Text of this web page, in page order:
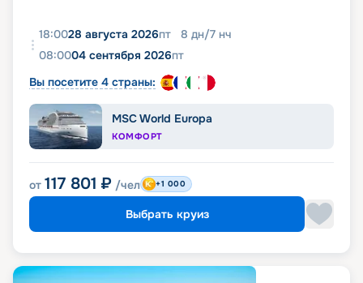
18:0028 августа 2026пт 8 дн/7 нч
08:0004 сентября 2026пт
Вы посетите 4 страны:
MSC World Europa
КОМФОРТ
от 117 801 ₽ /чел +1 000
Выбрать круиз